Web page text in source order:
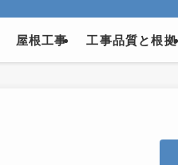
屋根工事 工事品質と根拠